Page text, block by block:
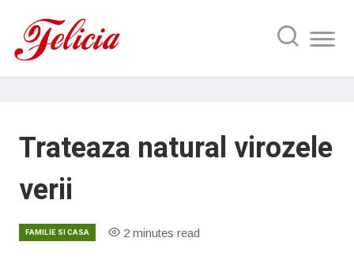
Trateaza natural virozele
verii
FAMILIE SI CASA 2 minutes read